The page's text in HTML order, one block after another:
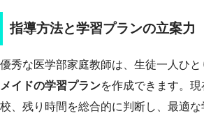
指導方法と学習プランの立案力
優秀な医学部家庭教師は、生徒一人ひと
メイドの学習プランを作成できます。
校、残り時間を総合的に判断し、最適